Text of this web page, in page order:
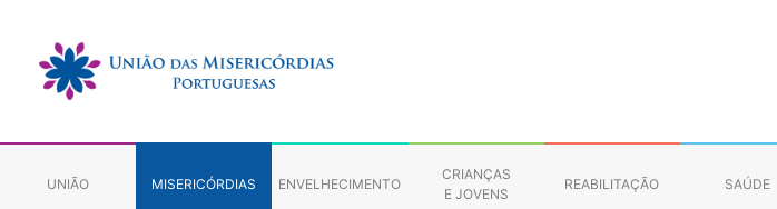
UNIÃO MISERICÓRDIAS ENVELHECIMENTO
CRIANÇAS
E JOVENS
REABILITAÇÃO SAÚDE